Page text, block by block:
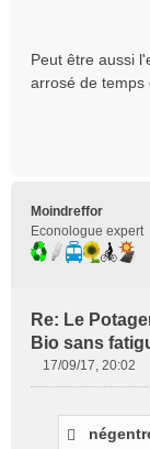
Peut être aussi
arrosé de temps
Moindreffor
Econologue expert
Re: Le
Bio sans
17/09/17, 20:02